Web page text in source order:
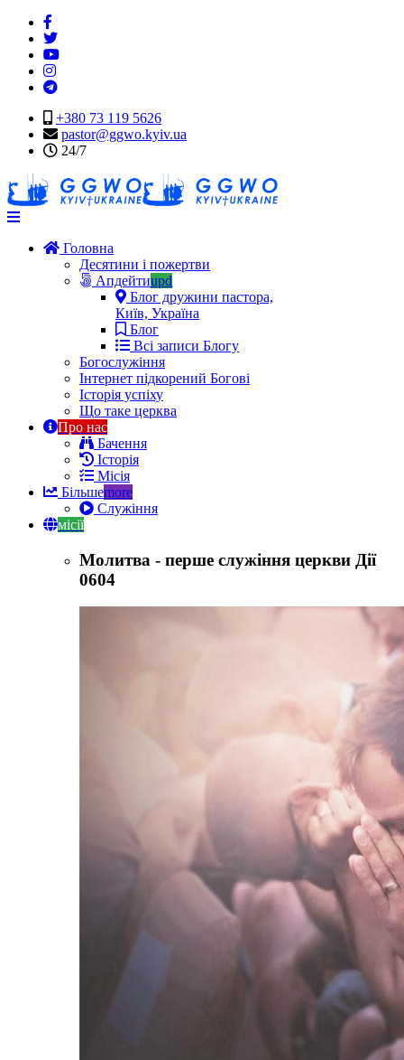
+380 73 119 5626
pastor@ggwo.kyiv.ua
24/7
Navigation
Головна
Десятини і пожертви
Апдейтиupd
Блог дружини пастора,
Київ, Україна
Блог
Всі записи Блогу
Богослужіння
Інтернет підкорений Богові
Історія успіху
Що таке церква
Про нас
Бачення
Історія
Місія
Більшеmore
Служіння
місії
Молитва - перше служіння церкви Дії
0604